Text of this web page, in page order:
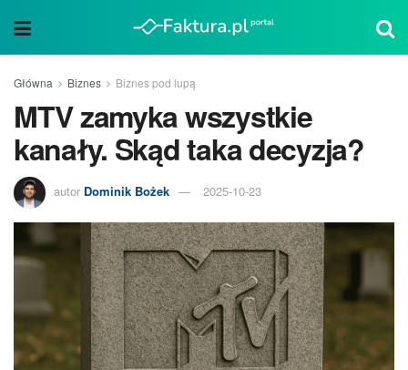
Główna Biznes Biznes pod lupą
MTV zamyka wszystkie
kanały. Skąd taka decyzja?
autor Dominik Bożek 2025-10-23